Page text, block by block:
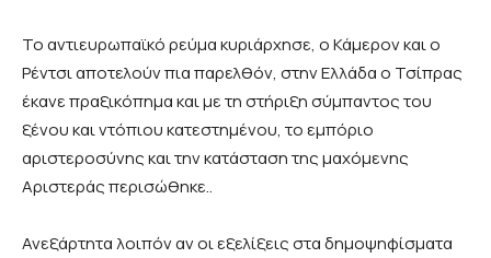
Το αντιευρωπαϊκό ρεύμα κυριάρχησε, ο Κάμερον και ο
Ρέντσι αποτελούν πια παρελθόν, στην Ελλάδα ο Τσίπρας
έκανε πραξικόπημα και με τη στήριξη σύμπαντος του
ξένου και ντόπιου κατεστημένου, το εμπόριο
αριστεροσύνης και την κατάσταση της μαχόμενης
Αριστεράς περισώθηκε..
Ανεξάρτητα λοιπόν αν οι εξελίξεις στα δημοψηφίσματα